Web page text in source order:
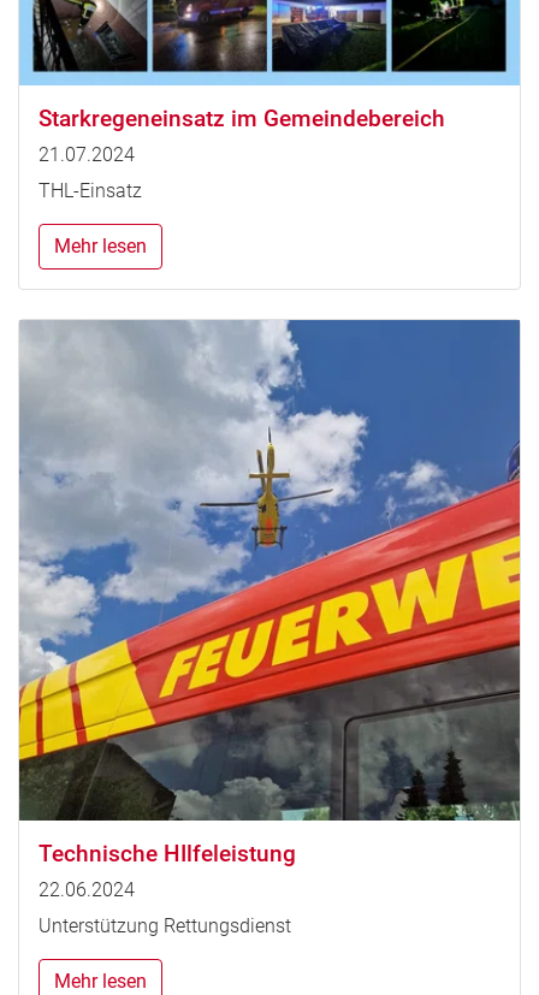
Starkregeneinsatz im Gemeindebereich
21.07.2024
THL-Einsatz
Mehr lesen
Technische HIlfeleistung
22.06.2024
Unterstützung Rettungsdienst
Mehr lesen